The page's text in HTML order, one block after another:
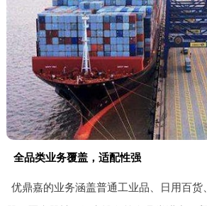
全品类业务覆盖，适配性强
优鼎嘉的业务涵盖普通工业品、日用百货